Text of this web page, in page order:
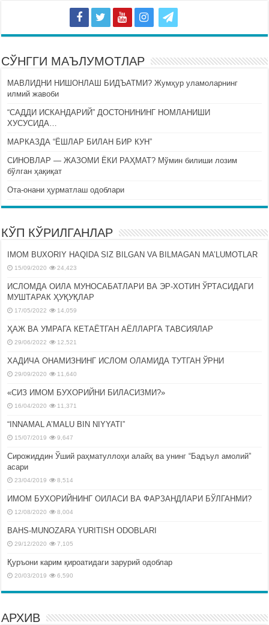
СЎНГГИ МАЪЛУМОТЛАР
МАВЛИДНИ НИШОНЛАШ БИДЪАТМИ? Жумҳур уламоларнинг
илмий жавоби
“САДДИ ИСКАНДАРИЙ” ДОСТОНИНИНГ НОМЛАНИШИ
ХУСУСИДА…
МАРКАЗДА “ЁШЛАР БИЛАН БИР КУН”
СИНОВЛАР — ЖАЗОМИ ЁКИ РАҲМАТ? Мўмин билиши лозим
бўлган ҳақиқат
Ота-онани ҳурматлаш одоблари
КЎП КЎРИЛГАНЛАР
IMOM BUXORIY HAQIDA SIZ BILGAN VA BILMAGAN MA’LUMOTLAR
15/09/2020 24,423
ИСЛОМДА ОИЛА МУНОСАБАТЛАРИ ВА ЭР-ХОТИН ЎРТАСИДАГИ
МУШТАРАК ҲУҚУҚЛАР
17/05/2022 14,059
ҲАЖ ВА УМРАГА КЕТАЁТГАН АЁЛЛАРГА ТАВСИЯЛАР
29/06/2022 12,521
ХАДИЧА ОНАМИЗНИНГ ИСЛОМ ОЛАМИДА ТУТГАН ЎРНИ
29/09/2020 11,640
«СИЗ ИМОМ БУХОРИЙНИ БИЛАСИЗМИ?»
16/04/2020 11,371
“INNAMAL A’MALU BIN NIYYATI”
15/07/2019 9,647
Сирожиддин Ўший раҳматуллоҳи алайҳ ва унинг “Бадъул амолий”
асари
23/04/2019 8,514
ИМОМ БУХОРИЙНИНГ ОИЛАСИ ВА ФАРЗАНДЛАРИ БЎЛГАНМИ?
12/08/2020 8,004
BAHS-MUNOZARA YURITISH ODOBLARI
29/12/2020 7,105
Қуръони карим қироатидаги зарурий одоблар
20/03/2019 6,590
АРХИВ